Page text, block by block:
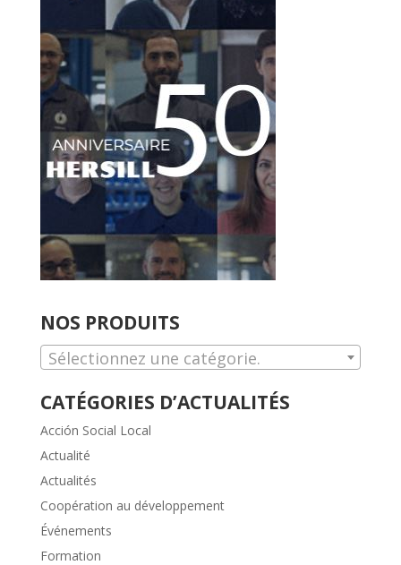
NOS PRODUITS
Sélectionnez une catégorie.
CATÉGORIES D’ACTUALITÉS
Acción Social Local
Actualité
Actualités
Coopération au développement
Événements
Formation